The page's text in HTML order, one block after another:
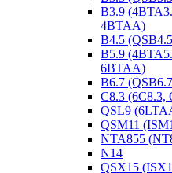
B3.9
4BTAA)
B4.5
B5.9
6BTAA)
B6.7
C8.3 (6C8.3,
QSL9
QSM11
NTA855
N14
QSX15